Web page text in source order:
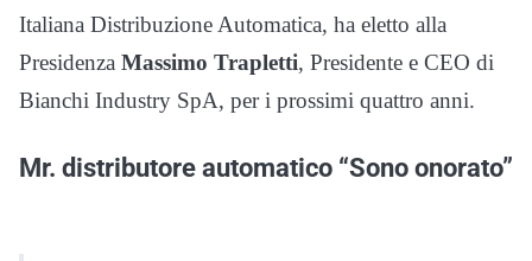
Italiana Distribuzione Automatica, ha eletto alla
Presidenza Massimo Trapletti, Presidente e CEO di
Bianchi Industry SpA, per i prossimi quattro anni.
Mr. distributore automatico “Sono onorato”